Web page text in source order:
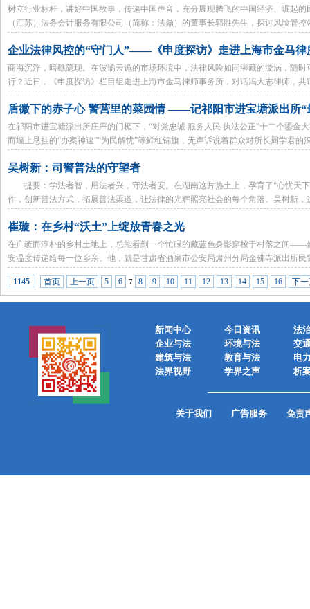
树立行业标杆，讲好中国故事，传递中国声音，充分展现腾飞的中国经济、崛起
（江苏）法务会计服务有限公司（简称：法鼎）的董事长郭胜先生，探讨风险管
企业法律风控的“守门人”——《申度探访》走进上海市金马律
商海沉浮，暗礁隐现。在波谲云诡的市场环境中，法律风险如同潜藏的漩涡，随
行？近日，《申度探访》栏目组走进上海市金马律师事务所，对话冯大志律师，
盾，智慧为矛，为企业构筑起坚不可摧的防护壁垒。
盾徽下的赤子心 警营里的菜园情 ——记祁阳市进宝塘派出所“
在祁阳市进宝塘派出所庄严的门楣下，“对党忠诚 服务人民 执法公正”十二个鎏
而墙上悬挂的“办案神速”“为民解忧”等鲜红锦旗，无声诉说着群众对所长周学君的
吴树新：司警普法的守望者
提要：学法者智，用法者兴，守法者安。在湖南这片热土上，孕育了“心忧天
作，创新普法方式，拓展普法渠道，让法律的光辉照亮社会的每个角落。吴树新
崔璇：在乡村“沃土”上绽放青春之光
在广袤而淳朴的乡村土地上，总能看到一个忙碌的藏蓝色身影穿梭于村落之间
安温度传递给每一位乡亲。他，就是甘肃省酒泉市公安局肃州分局金佛寺派出所民
1145 首页 上一页 5 6 7 8 9 10 11 12 13 14 15 16 下
新闻中心 今日资讯
法
企业与法
环境与法
交
建筑与法
教育与法
电
法界视野
学界之声 析
关于我们 广告服务 免责